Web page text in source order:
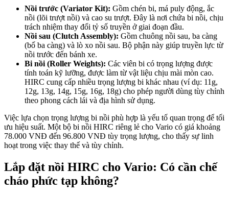
Nồi trước (Variator Kit): Gồm chén bi, má puly động, ắc
nồi (lõi trượt nồi) và cao su trượt. Đây là nơi chứa bi nồi, chịu
trách nhiệm thay đổi tỷ số truyền ở giai đoạn đầu.
Nồi sau (Clutch Assembly): Gồm chuông nồi sau, ba càng
(bố ba càng) và lò xo nồi sau. Bộ phận này giúp truyền lực từ
nồi trước đến bánh xe.
Bi nồi (Roller Weights): Các viên bi có trọng lượng được
tính toán kỹ lưỡng, được làm từ vật liệu chịu mài mòn cao.
HIRC cung cấp nhiều trọng lượng bi khác nhau (ví dụ: 11g,
12g, 13g, 14g, 15g, 16g, 18g) cho phép người dùng tùy chỉnh
theo phong cách lái và địa hình sử dụng.
Việc lựa chọn trọng lượng bi nồi phù hợp là yếu tố quan trọng để tối
ưu hiệu suất. Một bộ bi nồi HIRC riêng lẻ cho Vario có giá khoảng
78.000 VNĐ đến 96.800 VNĐ tùy trọng lượng, cho thấy sự linh
hoạt trong việc thay thế và tùy chỉnh.
Lắp đặt nồi HIRC cho Vario: Có cần chế
cháo phức tạp không?